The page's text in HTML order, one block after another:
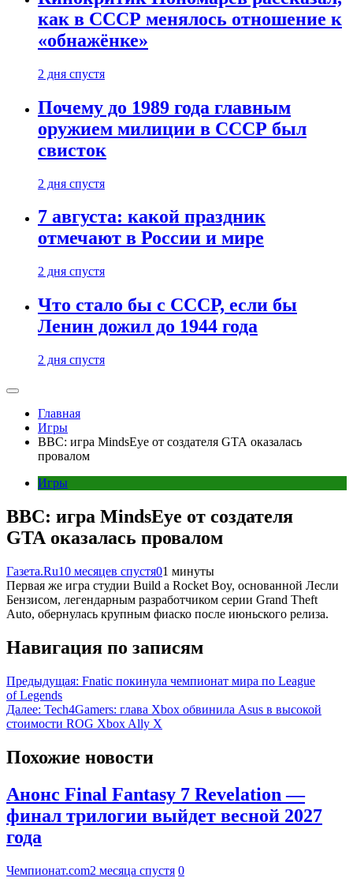
как в СССР менялось отношение к
«обнажёнке»
2 дня спустя
Почему до 1989 года главным
оружием милиции в СССР был
свисток
2 дня спустя
7 августа: какой праздник
отмечают в России и мире
2 дня спустя
Что стало бы с СССР, если бы
Ленин дожил до 1944 года
2 дня спустя
Главная
Игры
BBC: игра MindsEye от создателя GTA оказалась
провалом
Игры
BBC: игра MindsEye от создателя
GTA оказалась провалом
Газета.Ru10 месяцев спустя01 минуты
Первая же игра студии Build a Rocket Boy, основанной Лесли
Бензисом, легендарным разработчиком серии Grand Theft
Auto, обернулась крупным фиаско после июньского релиза.
Навигация по записям
Предыдущая: Fnatic покинула чемпионат мира по League
of Legends
Далее: Tech4Gamers: глава Xbox обвинила Asus в высокой
стоимости ROG Xbox Ally X
Похожие новости
Анонс Final Fantasy 7 Revelation —
финал трилогии выйдет весной 2027
года
Чемпионат.com2 месяца спустя 0